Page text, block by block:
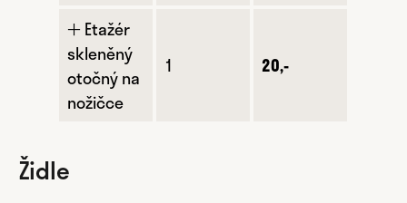
🞢 Etažér
skleněný
otočný na
nožičce
1 20,-
Židle